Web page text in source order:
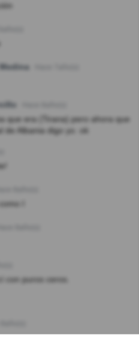
que era (Tirana) pero ahora que
de Albania digo yo. ok
I
con puros ceros.